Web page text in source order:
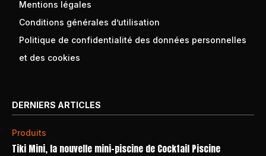
Mentions légales
Conditions générales d’utilisation
Politique de confidentialité des données personnelles
et des cookies
DERNIERS ARTICLES
Produits
Tiki Mini, la nouvelle mini-piscine de Cocktail Piscine